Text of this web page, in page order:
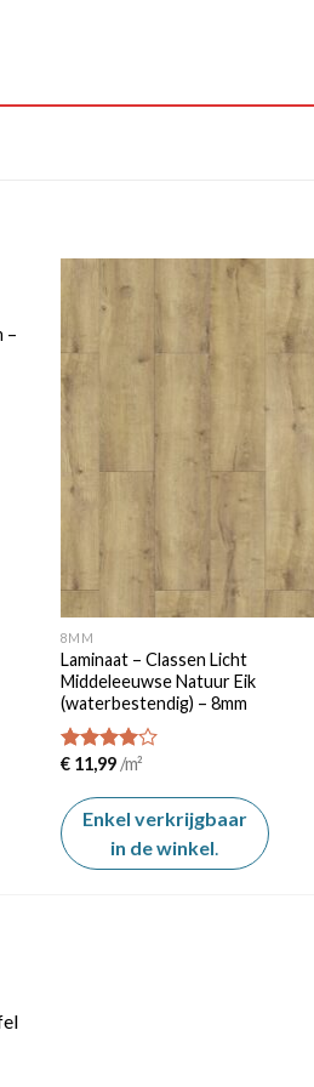
–
8MM
Laminaat – Classen Licht
Middeleeuwse Natuur Eik
(waterbestendig) – 8mm
Beoordeeld
de 5
€11,99/m²
Enkel verkrijgbaar
in de winkel.